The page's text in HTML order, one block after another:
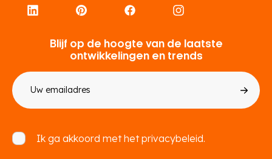
Blijf op de hoogte van de laatste
ontwikkelingen en trends
mailadres
Ik ga akkoord met hetprivacybeleid.